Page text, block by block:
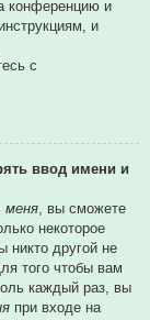
конференцию и
и
с
ввод имени и
меня , вы сможете
некоторое
никто другой не
того чтобы вам
каждый раз, вы
при входе на